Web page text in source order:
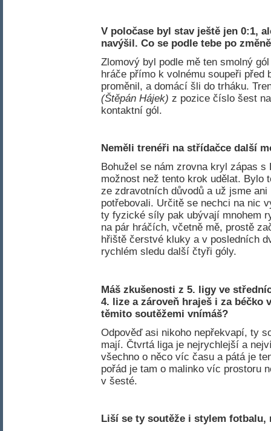
V poločase byl stav ještě jen 0:1,
navýšil. Co se podle tebe po
Zlomový byl podle mě ten smolný
hráče přímo k volnému soupeři před
proměnil, a domácí šli do trháku.
(Štěpán Hájek) z pozice číslo šest
kontaktní gól.
Neměli trenéři na střídačce další
Bohužel se nám zrovna kryl zápas
možnost než tento krok udělat. Bylo
ze zdravotních důvodů a už jsme
potřebovali. Určitě se nechci na nic
ty fyzické síly pak ubývají mnohem
na pár hráčích, včetně mě, prostě
hřiště čerstvé kluky a v posledních
rychlém sledu další čtyři góly.
Máš zkušenosti z 5. ligy ve
4. lize a zároveň hraješ i za béčko
těmito soutěžemi vnímáš?
Odpověď asi nikoho nepřekvapí, ty
mají. Čtvrtá liga je nejrychlejší a
všechno o něco víc času a pátá je
pořád je tam o malinko víc prostoru
v šesté.
Liší se ty soutěže i stylem